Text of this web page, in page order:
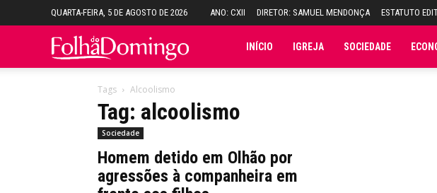
QUARTA-FEIRA, 5 DE AGOSTO DE 2026 ANO: CXII DIRETOR: SAMUEL MENDONÇA ESTATUTO
Folha INÍCIO IGREJA SOCIEDADE
Tags Alcoolismo
Tag: alcoolismo
Sociedade
Homem detido em Olhão por
agressões à companheira em